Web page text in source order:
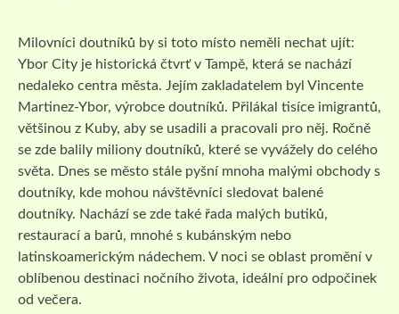
Milovníci doutníků by si toto místo neměli nechat ujít:
Ybor City je historická čtvrť v Tampě, která se nachází
nedaleko centra města. Jejím zakladatelem byl Vincente
Martinez-Ybor, výrobce doutníků. Přilákal tisíce imigrantů,
většinou z Kuby, aby se usadili a pracovali pro něj. Ročně
se zde balily miliony doutníků, které se vyvážely do celého
světa. Dnes se město stále pyšní mnoha malými obchody s
doutníky, kde mohou návštěvníci sledovat balené
doutníky. Nachází se zde také řada malých butiků,
restaurací a barů, mnohé s kubánským nebo
latinskoamerickým nádechem. V noci se oblast promění v
oblíbenou destinaci nočního života, ideální pro odpočinek
od večera.